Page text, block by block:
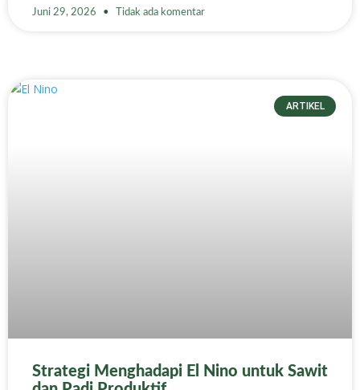
Juni 29, 2026 Tidak ada komentar
ARTIKEL
Strategi Menghadapi El Nino untuk Sawit